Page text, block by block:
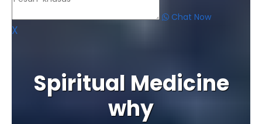
Chat Now
X
Spiritual Medicine
why